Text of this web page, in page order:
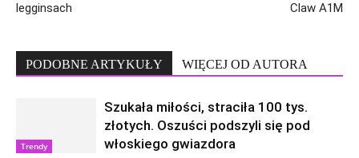
legginsach
Claw A1M
PODOBNE ARTYKUŁY WIĘCEJ OD AUTORA
Trendy
Szukała miłości, straciła 100 tys.
złotych. Oszuści podszyli się pod
włoskiego gwiazdora